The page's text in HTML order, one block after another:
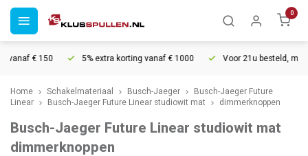
0
€ 150 5% extra korting vanaf € 1000 Voor 21u besteld,
Home Schakelmateriaal Busch-Jaeger
Busch-Jaeger Future
Linear
Busch-Jaeger Future Linear studiowit mat dimmerknoppen
Busch-Jaeger Future Linear studiowit mat
dimmerknoppen